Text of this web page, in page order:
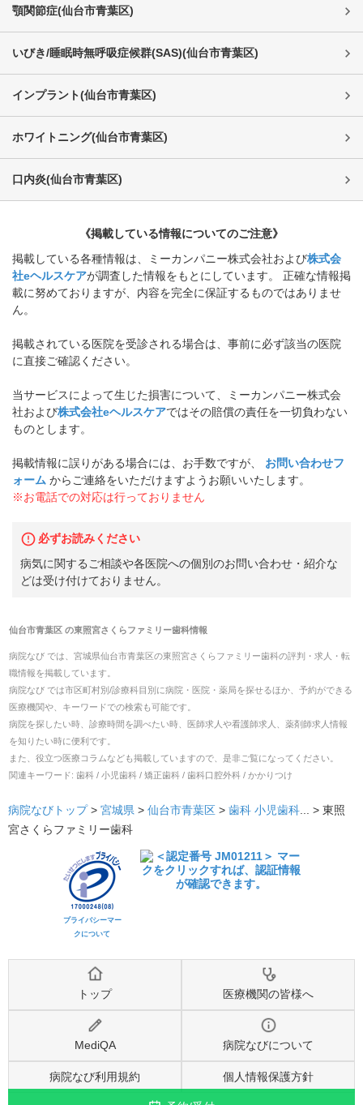
顎関節症(仙台市青葉区)
いびき/睡眠時無呼吸症候群(SAS)(仙台市青葉区)
インプラント(仙台市青葉区)
ホワイトニング(仙台市青葉区)
口内炎(仙台市青葉区)
《掲載している情報についてのご注意》
掲載している各種情報は、ミーカンパニー株式会社および株式会
社eヘルスケアが調査した情報をもとにしています。 正確な情報掲
載に努めておりますが、内容を完全に保証するものではありませ
ん。
掲載されている医院を受診される場合は、事前に必ず該当の医院
に直接ご確認ください。
当サービスによって生じた損害について、ミーカンパニー株式会
社および株式会社eヘルスケアではその賠償の責任を一切負わない
ものとします。
掲載情報に誤りがある場合には、お手数ですが、
お問い合わせフ
ォーム からご連絡をいただけますようお願いいたします。
※お電話での対応は行っておりません
必ずお読みください
病気に関するご相談や各医院への個別のお問い合わせ・紹介な
どは受け付けておりません。
仙台市青葉区 の東照宮さくらファミリー歯科情報
病院なび では、 宮城県仙台市青葉区の東照宮さくらファミリー歯科の評判・求人・転
職情報を掲載しています。
病院なび では市区町村別/診療科目別に病院・医院・薬局を探せるほか、予約ができる
医療機関や、キーワードでの検索も可能です。
病院を探したい時、診療時間を調べたい時、医師求人や看護師求人、薬剤師求人情報
を知りたい時に便利です。
また、役立つ医療コラムなども掲載していますので、是非ご覧になってください。
関連キーワード: 歯科 / 小児歯科 / 矯正歯科 / 歯科口腔外科 / かかりつけ
病院なびトップ > 宮城県 > 仙台市青葉区 > 歯科 小児歯科 ... > 東照
宮さくらファミリー歯科
プライバシーマー
クについて
トップ 医療機関の皆様へ
MediQA 病院なびについて
病院なび利用規約 個人情報保護方針